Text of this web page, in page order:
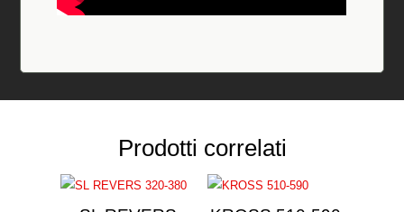
Prodotti correlati